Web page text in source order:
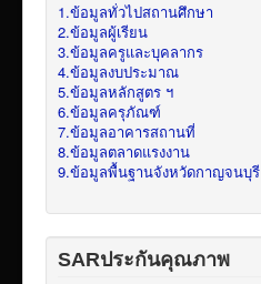
1.ข้อมูลทั่วไปสถานศึกษา
2.ข้อมูลผู้เรียน
3.ข้อมูลครูและบุคลากร
4.ข้อมูลงบประมาณ
5.ข้อมูลหลักสูตร ฯ
6.ข้อมูลครุภัณฑ์
7.ข้อมูลอาคารสถานที่
8.ข้อมูลตลาดแรงงาน
9.ข้อมูลพื้นฐานจังหวัดกาญจนบุรี
SARประกันคุณภาพ